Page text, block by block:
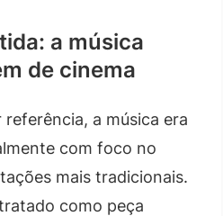
a música
de cinema
a música era
com foco no
mais tradicionais.
como peça